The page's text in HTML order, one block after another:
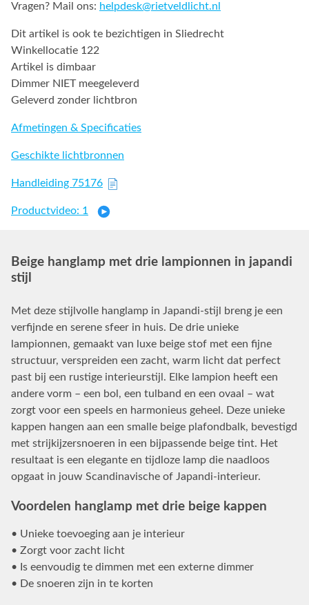
Vragen? Mail ons: helpdesk@rietveldlicht.nl
Dit artikel is ook te bezichtigen in Sliedrecht
Winkellocatie 122
Artikel is dimbaar
Dimmer NIET meegeleverd
Geleverd zonder lichtbron
Afmetingen & Specificaties
Geschikte lichtbronnen
Handleiding 75176
Productvideo: 1
Beige hanglamp met drie lampionnen in japandi
stijl
Met deze stijlvolle hanglamp in Japandi-stijl breng je een
verfijnde en serene sfeer in huis. De drie unieke
lampionnen, gemaakt van luxe beige stof met een fijne
structuur, verspreiden een zacht, warm licht dat perfect
past bij een rustige interieurstijl. Elke lampion heeft een
andere vorm – een bol, een tulband en een ovaal – wat
zorgt voor een speels en harmonieus geheel. Deze unieke
kappen hangen aan een smalle beige plafondbalk, bevestigd
met strijkijzersnoeren in een bijpassende beige tint. Het
resultaat is een elegante en tijdloze lamp die naadloos
opgaat in jouw Scandinavische of Japandi-interieur.
Voordelen hanglamp met drie beige kappen
• Unieke toevoeging aan je interieur
• Zorgt voor zacht licht
• Is eenvoudig te dimmen met een externe dimmer
• De snoeren zijn in te korten